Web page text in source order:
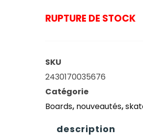
RUPTURE DE STOCK
SKU
2430170035676
Catégorie
Boards, nouveautés,
description